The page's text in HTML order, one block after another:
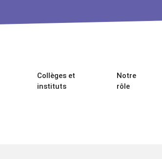
Collèges et
instituts
Notre
rôle